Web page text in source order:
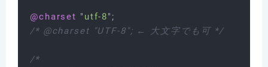
@charset "utf-8"
/* @charset "UTF-8"; ← 大文字でも可 */
/*